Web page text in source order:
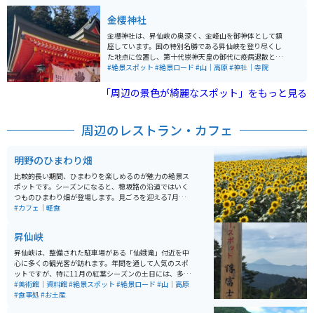
金櫻神社
金櫻神社は、昇仙峡の奥深く、金峰山を御神体として鎮
座しています。国の特別名勝である昇仙峡を登り尽くし
た地点に位置し、第十代崇神天皇の御代に疫病退散と万
民息災の祈願のために創建されました。美しい自然環境
参拝者が訪れます。 特昇仙峡の壮大な渓谷美と合わせて
訪れることで、自然の力強さと神聖な雰囲気を同時に感
山にあるので敷地が階段と坂になっています。敷地内全
#絶景スポット #絶景ロード #山｜高原#神社｜寺院
「周辺の景色が綺麗なスポット」をもっと見る
周辺のレストラン・カフェ
明野のひまわり畑
比較的長い期間、ひまわりを楽しめるのが魅力の絶景ス
ポットです。シーズンになると、穂坂路の沿道ではいく
つものひまわり畑が登場します。見ごろを迎える7月下旬
から8月中旬頃にかけては、明野のひまわり畑を中心に
#カフェ｜軽食
昇仙峡
昇仙峡は、整備された駐車場がある「仙娥滝」付近を中
心に多くの観光客が訪れます。年間を通して人気のスポ
ットですが、特に11月の紅葉シーズンの土日には、多く
のライダーが訪れるため、周辺の道路も渋滞することが
あります。そのため、県営の駐車場や、観光施設や土産
#美術館｜資料館#絶景スポット #絶景ロード #山｜高原
#食事処 #お土産